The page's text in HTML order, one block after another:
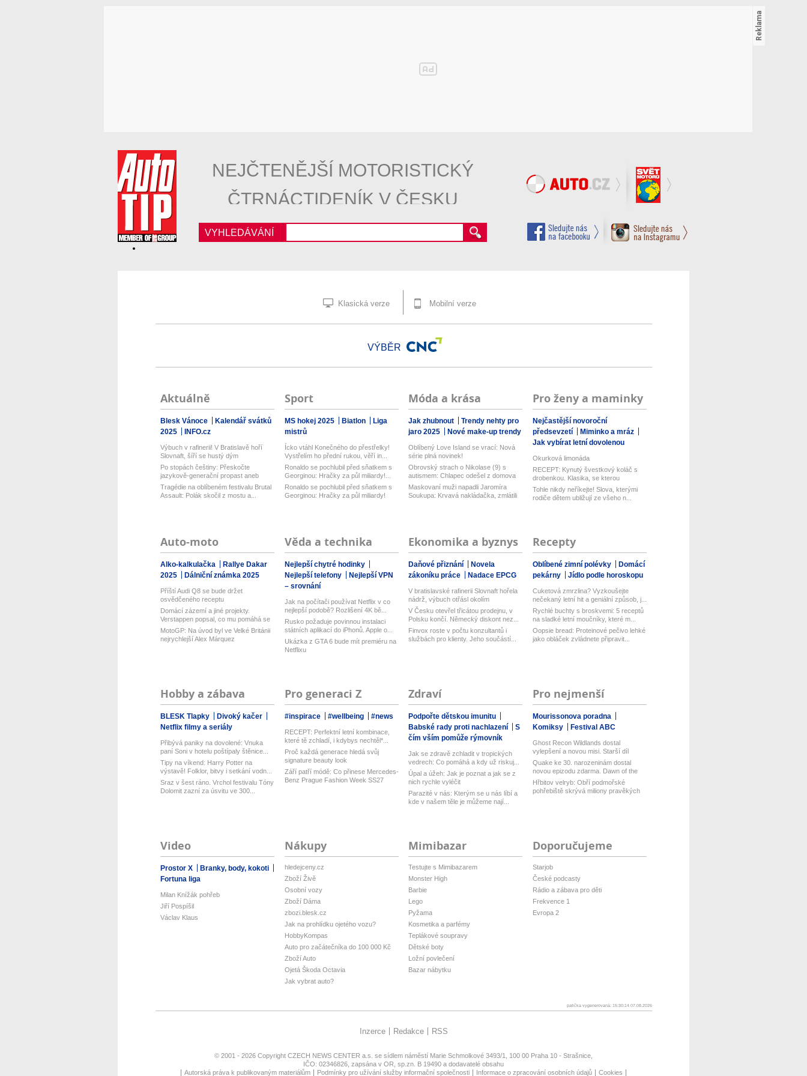
NEJČTENĚJŠÍ MOTORISTICKÝ
ČTRNÁCTIDENÍK V ČESKU
VYHLEDÁVÁNÍ
Klasická verze Mobilní verze
VÝBĚR
Aktuálně
Blesk Vánoce
Kalendář svátků
2025
INFO.cz
Výbuch v rafinerii! V Bratislavě hoří
Slovnaft, šíří se hustý dým
Po stopách češtiny: Přeskočte
jazykově-generační propast aneb
Prázdnin...
Tragédie na oblíbeném festivalu Brutal
Assault: Polák skočil z mostu a...
Sport
MS hokej 2025 Biatlon
Liga
mistrů
Ícko vtáhl Konečného do přestřelky!
Vystřelím ho přední rukou, věří in...
Ronaldo se pochlubil před sňatkem s
Georginou: Hračky za půl miliardy!...
Ronaldo se pochlubil před sňatkem s
Georginou: Hračky za půl miliardy!
Móda a krása
Jak zhubnout
Trendy nehty pro
jaro 2025
Nové make-up trendy
Oblíbený Love Island se vrací: Nová
série plná novinek!
Obrovský strach o Nikolase (9) s
autismem: Chlapec odešel z domova
na ...
Maskovaní muži napadli Jaromíra
Soukupa: Krvavá nakládačka, zmlátili
Pro ženy a maminky
Nejčastější novoroční
předsevzetí
Miminko a mráz
Jak vybírat letní dovolenou
Okurková limonáda
RECEPT: Kynutý švestkový koláč s
drobenkou. Klasika, se kterou
zaboduj...
Tohle nikdy neříkejte! Slova, kterými
rodiče dětem ubližují ze všeho n...
Auto-moto
Alko-kalkulačka
Rallye Dakar
2025
Dálniční známka 2025
Příští Audi Q8 se bude držet
osvědčeného receptu
Domácí zázemí a jiné projekty.
Verstappen popsal, co mu pomáhá se
sous...
MotoGP: Na úvod byl ve Velké Británii
nejrychlejší Alex Márquez
Věda a technika
Nejlepší chytré hodinky
Nejlepší telefony
Nejlepší VPN
– srovnání
Jak na počítači používat Netflix v co
nejlepší podobě? Rozlišení 4K bě...
Rusko požaduje povinnou instalaci
státních aplikací do iPhonů. Apple o...
Ukázka z GTA 6 bude mít premiéru na
Netflixu
Ekonomika a byznys
Daňové přiznání
Novela
zákoníku práce
Nadace EPCG
V bratislavské rafinerii Slovnaft hořela
nádrž, výbuch otřásl okolím
V Česku otevřel třicátou prodejnu, v
Polsku končí. Německý diskont nez...
Finvox roste v počtu konzultantů i
službách pro klienty. Jeho součástí...
Recepty
Oblíbené zimní polévky
Domácí
pekárny
Jídlo podle horoskopu
Cuketová zmrzlina? Vyzkoušejte
nečekaný letní hit a geniální způsob, j...
Rychlé buchty s broskvemi: 5 receptů
na sladké letní moučníky, které m...
Oopsie bread: Proteinové pečivo lehké
jako obláček zvládnete připravit...
Hobby a zábava
BLESK Tlapky
Divoký kačer
Netflix filmy a seriály
Přibývá paniky na dovolené: Vnuka
paní Soni v hotelu poštípaly štěnice...
Tipy na víkend: Harry Potter na
výstavě! Folklor, bitvy i setkání vodn...
Sraz v šest ráno. Vrchol festivalu Tóny
Dolomit zazní za úsvitu ve 300...
Pro generaci Z
#inspirace #wellbeing #news
RECEPT: Perfektní letní kombinace,
které tě zchladí, i kdybys nechtěl*...
Proč každá generace hledá svůj
signature beauty look
Září patří módě: Co přinese Mercedes-
Benz Prague Fashion Week SS27
Zdraví
Podpořte dětskou imunitu
Babské rady proti nachlazení
S
čím vším pomůže rýmovník
Jak se zdravě zchladit v tropických
vedrech: Co pomáhá a kdy už riskuj...
Úpal a úžeh: Jak je poznat a jak se z
nich rychle vyléčit
Parazité v nás: Kterým se u nás líbí a
kde v našem těle je můžeme nají...
Pro nejmenší
Mourissonova poradna
Komiksy
Festival ABC
Ghost Recon Wildlands dostal
vylepšení a novou misi. Starší díl
Ubisof...
Quake ke 30. narozeninám dostal
novou epizodu zdarma. Dawn of the
Mach...
Hřbitov velryb: Obří podmořské
pohřebiště skrývá miliony pravěkých
Video
Prostor X
Branky, body, kokoti
Fortuna liga
Milan Knížák pohřeb
Jiří Pospíšil
Václav Klaus
Nákupy
hledejceny.cz
Zboží Živě
Osobní vozy
Zboží Dáma
zbozi.blesk.cz
Jak na prohlídku ojetého vozu?
HobbyKompas
Auto pro začátečníka do 100 000 Kč
Zboží Auto
Ojetá Škoda Octavia
Jak vybrat auto?
Mimibazar
Testujte s Mimibazarem
Monster High
Barbie
Lego
Pyžama
Kosmetika a parfémy
Teplákové soupravy
Dětské boty
Ložní povlečení
Bazar nábytku
Doporučujeme
Starjob
České podcasty
Rádio a zábava pro děti
Frekvence 1
Evropa 2
patička vygenerovaná: 15:30:14 07.08.2026
Inzerce Redakce RSS
© 2001 - 2026 Copyright CZECH NEWS CENTER a.s. se sídlem náměstí Marie Schmolkové 3493/1, 100 00 Praha 10 - Strašnice,
IČO: 02346826, zapsána v OR, sp.zn. B 19490 a dodavatelé obsahu
Autorská práva k publikovaným materiálům
Podmínky pro užívání služby informační společnosti Informace o zpracování osobních údajů Cookies